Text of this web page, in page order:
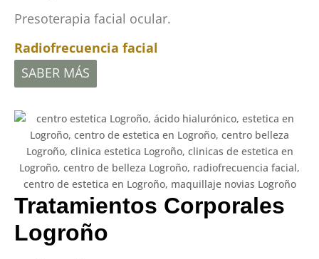
Presoterapia facial ocular.
Radiofrecuencia facial
SABER MÁS
Tratamientos Corporales
Logroño